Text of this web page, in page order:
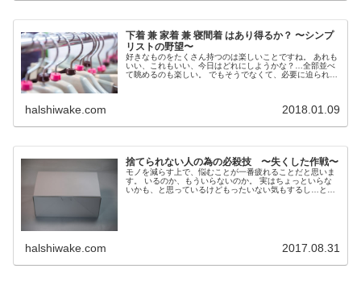
下着 兼 家着 兼 寝間着 はあり得るか？ 〜シンプ
リストの野望〜
好きなものをたくさん持つのは楽しいことですね。 あれも
いい、これもいい、今日はどれにしようかな？…全部並べ
て眺めるのも楽しい。 でもそうでなくて、必要に迫られて
halshiwake.com 2018.01.09
捨てられない人の為の必殺技 〜失くした作戦〜
モノを減らす上で、悩むことが一番疲れることだと思いま
す。 いるのか、もういらないのか。 実はちょっといらな
いかも、と思っているけどもったいない気もするし…と
halshiwake.com 2017.08.31